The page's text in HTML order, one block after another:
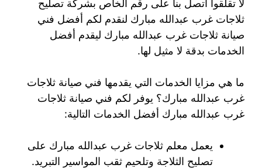
لا تقلقوا اتصل بنا على رقم الخاص بشركة تصليح
ثلاجات غرب عبدالله مبارك لنقدم لكم أفضل فني
صيانة ثلاجات غرب عبدالله مبارك ليقدم أفضل
الخدمات بدقة لا مثيل لها.
ما هي مزايا الخدمات التي يقدمها فني صيانة ثلاجات
غرب عبدالله مبارك؟ يوفر لكم فني صيانة ثلاجات
غرب عبدالله مبارك أفضل الخدمات التالية:
يعمل معلم ثلاجات غرب عبدالله مبارك على
تصليح الثلاجة وتلحيم ثقب المواسير التبريد.